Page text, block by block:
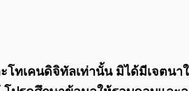
ทเคนดิจิทัลเท่านั้น มิได้มีเจตน